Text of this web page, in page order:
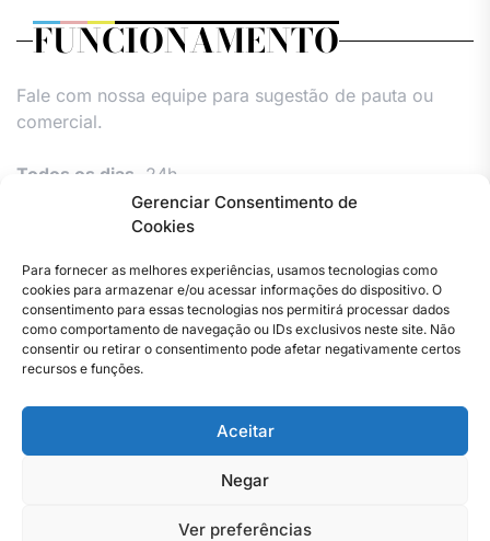
Gerenciar Consentimento de
Cookies
Para fornecer as melhores experiências, usamos tecnologias como
cookies para armazenar e/ou acessar informações do dispositivo. O
consentimento para essas tecnologias nos permitirá processar dados
como comportamento de navegação ou IDs exclusivos neste site. Não
consentir ou retirar o consentimento pode afetar negativamente certos
recursos e funções.
Aceitar
Negar
Ver preferências
FUNCIONAMENTO
Fale com nossa equipe para sugestão de pauta ou
comercial.
Todos os dias, 24h.
Facebook
Instagram
TwitterYoutube
contato
Privacidade
–
Jornal
de
cookiescookiescookies
Copyright © 2023 . Todos os direitos reservados. Webmaster
By Total Pro Designer.